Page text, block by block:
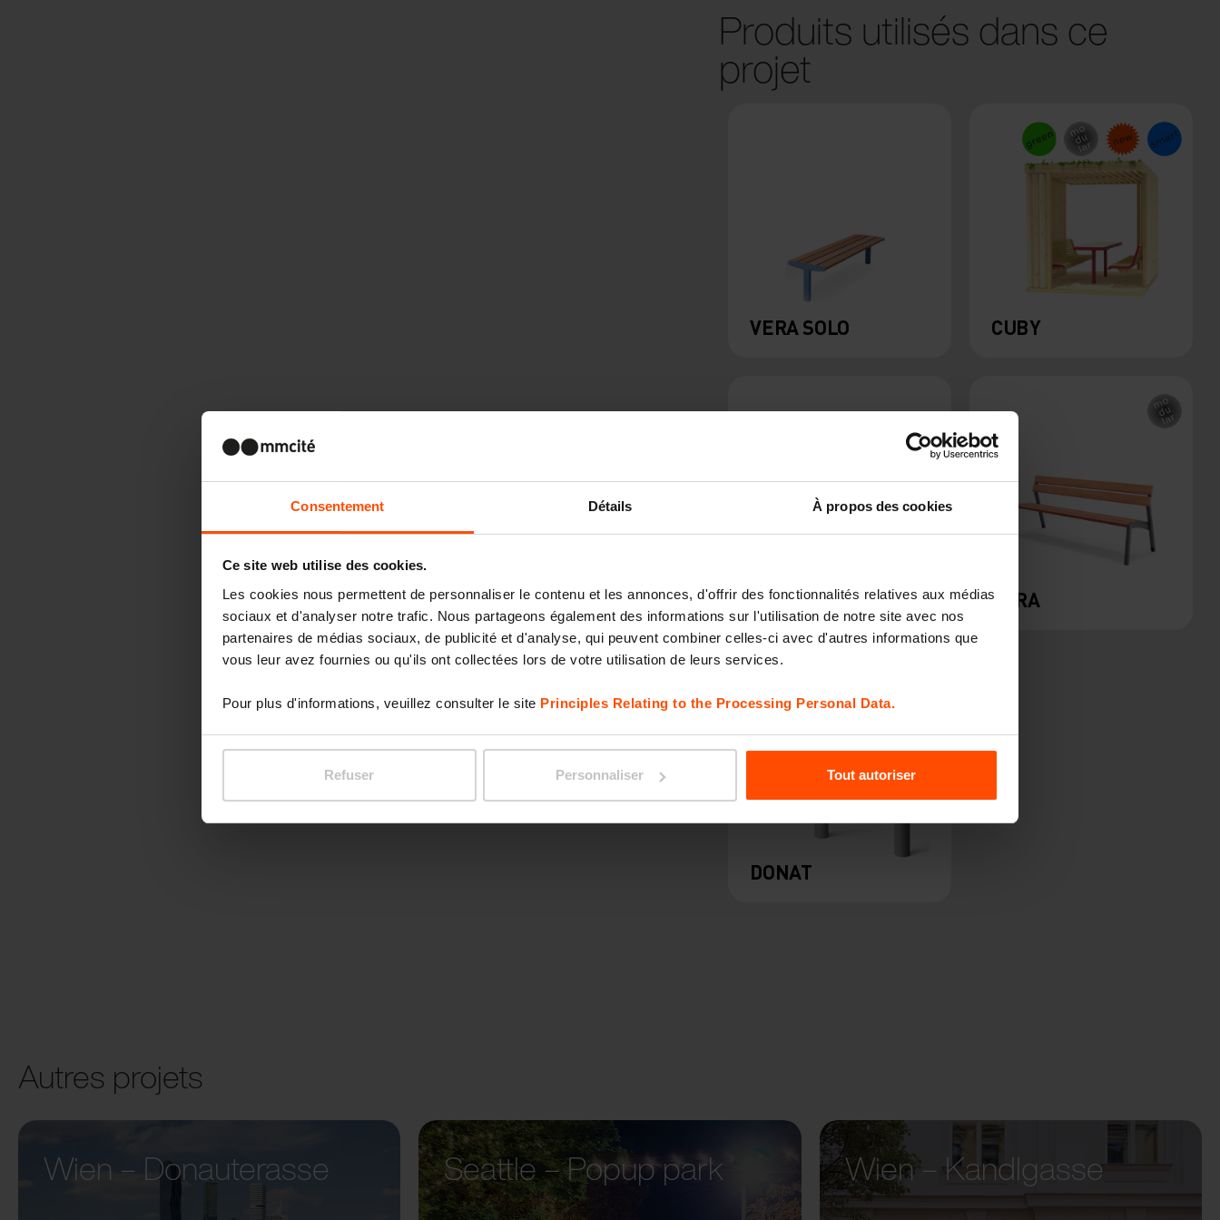
Consentement Détails À propos des cookies
Ce site web utilise des cookies.
Les cookies nous permettent de personnaliser le contenu et les annonces, d'offrir des fonctionnalités relatives aux médias
sociaux et d'analyser notre trafic. Nous partageons également des informations sur l'utilisation de notre site avec nos
partenaires de médias sociaux, de publicité et d'analyse, qui peuvent combiner celles-ci avec d'autres informations que
vous leur avez fournies ou qu'ils ont collectées lors de votre utilisation de leurs services.
Pour plus d'informations, veuillez consulter le site Principles Relating to the Processing Personal Data.
Refuser Personnaliser Tout autoriser
Produits utilisés dans ce
projet
VERA SOLO CUBY
MIELA VERA
DONAT
Autres projets
Wien – Donauterasse
Seattle – Popup park Wien – Kandlgasse